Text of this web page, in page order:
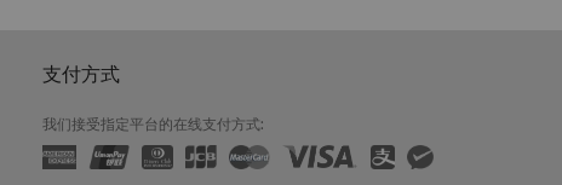
支付方式
我们接受指定平台的在线支付方式: